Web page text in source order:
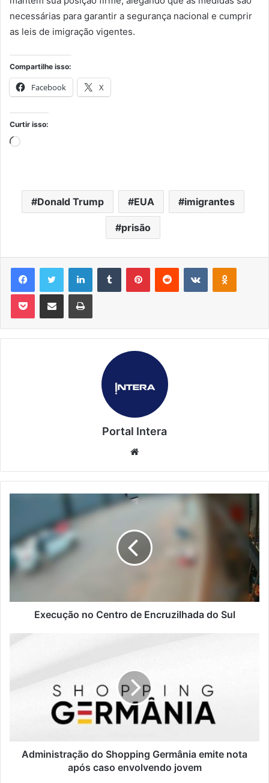
necessárias para garantir a segurança nacional e cumprir
as leis de imigração vigentes.
Compartilhe isso:
Facebook X
Curtir isso:
Carregando...
Donald Trump EUA imigrantes
prisão
FacebookTwitter LinkedinTumblr PinterestReddit VK OK
Pocket Compartilhar via e-mail Imprimir
Portal Intera
Execução no Centro de Encruzilhada do Sul
Administração do Shopping Germânia emite nota
após caso envolvendo jovem